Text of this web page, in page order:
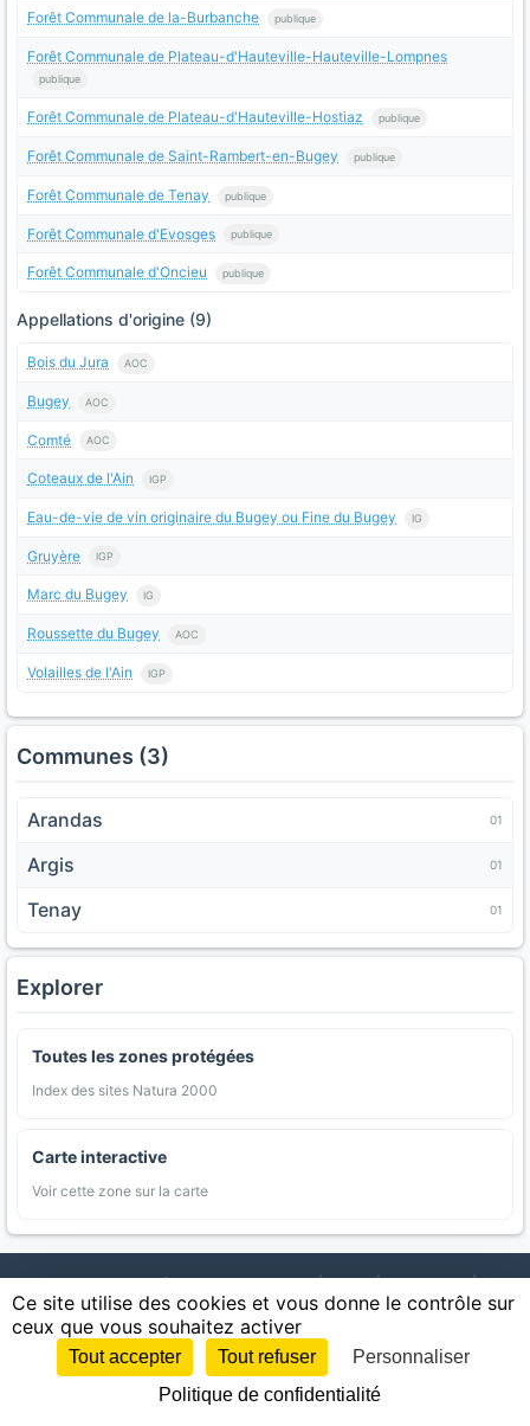
Forêt Communale de la-Burbanche publique
Forêt Communale de Plateau-d'Hauteville-Hauteville-Lompnes
publique
Forêt Communale de Plateau-d'Hauteville-Hostiaz publique
Forêt Communale de Saint-Rambert-en-Bugey publique
Forêt Communale de Tenay publique
Forêt Communale d'Evosges publique
Forêt Communale d'Oncieu publique
Appellations d'origine (9)
Bois du Jura AOC
Bugey AOC
Comté AOC
Coteaux de l'Ain IGP
Eau-de-vie de vin originaire du Bugey ou Fine du Bugey IG
Gruyère IGP
Marc du Bugey IG
Roussette du Bugey AOC
Volailles de l'Ain IGP
Communes (3)
Arandas 01
Argis 01
Tenay 01
Explorer
Toutes les zones protégées
Index des sites Natura 2000
Carte interactive
Voir cette zone sur la carte
AgriMap — Données agricoles ouvertes | Carte | Communes |
Appellations | Regions | Cultures | Zones protégées | Forets |
Littoral | Espaces naturels | Statistiques
| Confidentialite | CGU | CGV Cookies
Sources : IGN, INSEE, Météo-France, SAFER, INRAE, BRGM, INAO, Ministère de
l'Agriculture
Ce site utilise des cookies et vous donne le contrôle sur
ceux que vous souhaitez activer
Tout accepter Tout refuser
Personnaliser
Politique de confidentialité